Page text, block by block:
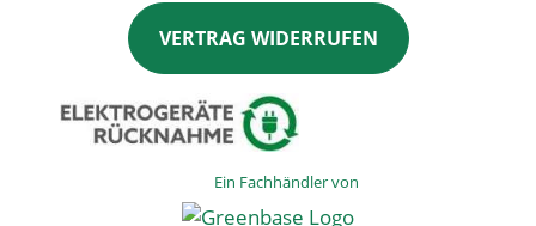
VERTRAG WIDERRUFEN
Ein Fachhändler von